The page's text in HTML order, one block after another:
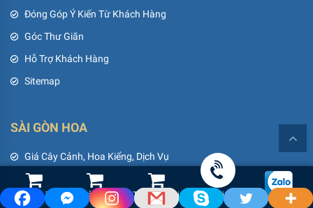
Đóng Góp Ý Kiến Từ Khách Hàng
Góc Thư Giãn
Hỗ Trợ Khách Hàng
Sitemap
SÀI GÒN HOA
Giá Cây Cảnh, Hoa Kiểng, Dịch Vụ
Khuyến Mãi
Thành Tựu
Shop Hoa Tươi Led Cảnh Quan Thiết Bị Tưới Gọi điện